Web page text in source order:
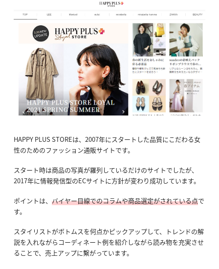
HAPPY PLUS STOREは、2007年にスタートした品質にこだわる女
性のためのファッション通販サイトです。
スタート時は商品の写真が羅列しているだけのサイトでしたが、
2017年に情報発信型のECサイトに方針が変わり成功しています。
ポイントは、 バイヤー目線でのコラムや商品選定がされている点で
す。
スタイリストがボトムスを何点かピックアップして、トレンドの解
説を入れながらコーディネート例を紹介しながら読み物を充実させ
ることで、売上アップに繋がっています。